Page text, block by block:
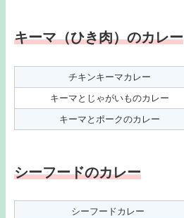
キーマ（ひき肉）のカレー
チキンキーマカレー
キーマとじゃがいものカレー
キーマとポークのカレー
シーフードのカレー
シーフードカレー